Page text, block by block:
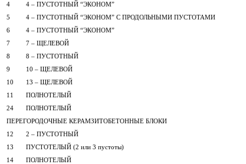
4
4 – ПУСТОТНЫЙ “ЭКОНОМ”
5
4 – ПУСТОТНЫЙ “ЭКОНОМ” С ПРОДОЛЬНЫМИ ПУСТОТАМИ
6
4 – ПУСТОТНЫЙ “ЭКОНОМ”
7
7 – ЩЕЛЕВОЙ
8
8 – ПУСТОТНЫЙ
9
10 – ЩЕЛЕВОЙ
10
13 – ЩЕЛЕВОЙ
11
ПОЛНОТЕЛЫЙ
24
ПОЛНОТЕЛЫЙ
ПЕРЕГОРОДОЧНЫЕ КЕРАМЗИТОБЕТОННЫЕ БЛОКИ
12
2 – ПУСТОТНЫЙ
13
ПУСТОТЕЛЫЙ (2 или 3 пустоты)
14
ПОЛНОТЕЛЫЙ